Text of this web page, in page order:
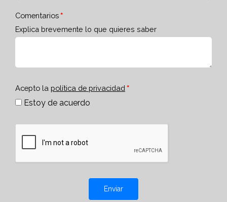
Comentarios
Explica brevemente lo que quieres saber
Acepto la política de privacidad
Estoy de acuerdo
Enviar